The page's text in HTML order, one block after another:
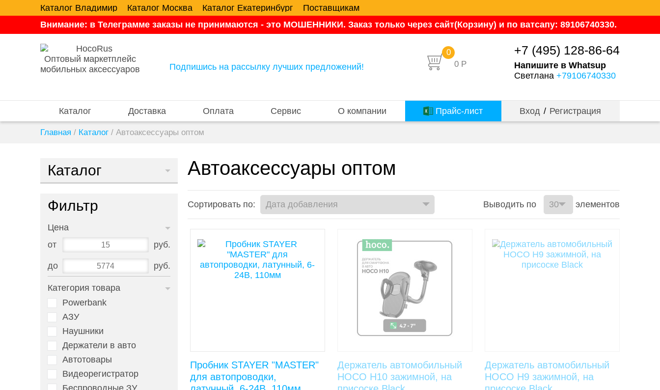
Каталог Владимир Каталог Москва Каталог Екатеринбург
Поставщикам
Внимание: в Телеграмме заказы не принимаются - это МОШЕННИКИ. Заказ только через сайт(Корзину) и по ватсапу: 89106740330.
Оптовый маркетплейс
мобильных аксессуаров
Подпишись на рассылку лучших предложений! 0 Р
0 +7 (495) 128-86-64
Напишите в Whatsup
Светлана +79106740330
Каталог Доставка Оплата Сервис О компании Прайс-лист Вход / Регистрация
Главная / Каталог / Автоаксессуары оптом
Автоаксессуары оптом
Сортировать по: Выводить по элементов
Пробник STAYER "MASTER"
для автопроводки,
Держатель автомобильный
HOCO H10 зажимной, на
Держатель автомобильный
HOCO H9 зажимной, на
Каталог
Фильтр
Цена
от
руб.
до руб.
Категория товара
Powerbank
АЗУ
Наушники
Держатели в авто
Автотовары
Видеорегистратор
Беспроводные ЗУ